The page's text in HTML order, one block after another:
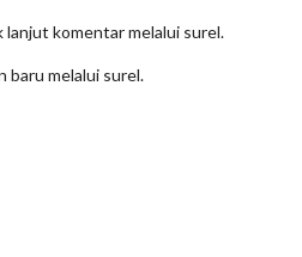
lanjut komentar melalui surel.
baru melalui surel.